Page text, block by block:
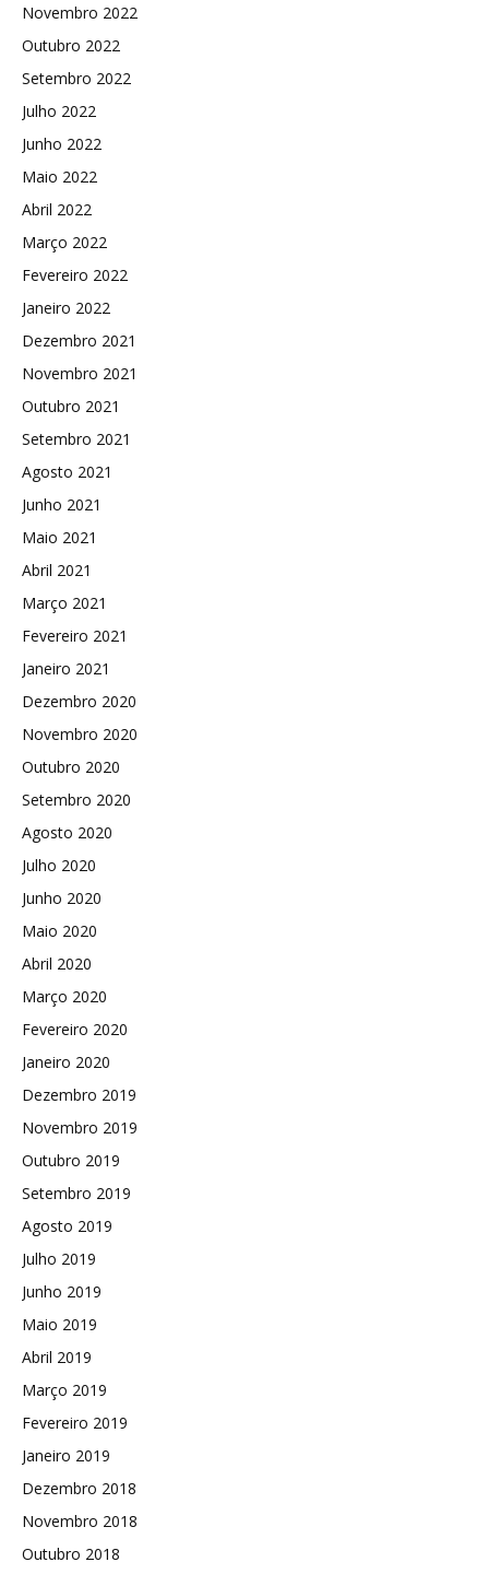
Novembro 2022
Outubro 2022
Setembro 2022
Julho 2022
Junho 2022
Maio 2022
Abril 2022
Março 2022
Fevereiro 2022
Janeiro 2022
Dezembro 2021
Novembro 2021
Outubro 2021
Setembro 2021
Agosto 2021
Junho 2021
Maio 2021
Abril 2021
Março 2021
Fevereiro 2021
Janeiro 2021
Dezembro 2020
Novembro 2020
Outubro 2020
Setembro 2020
Agosto 2020
Julho 2020
Junho 2020
Maio 2020
Abril 2020
Março 2020
Fevereiro 2020
Janeiro 2020
Dezembro 2019
Novembro 2019
Outubro 2019
Setembro 2019
Agosto 2019
Julho 2019
Junho 2019
Maio 2019
Abril 2019
Março 2019
Fevereiro 2019
Janeiro 2019
Dezembro 2018
Novembro 2018
Outubro 2018